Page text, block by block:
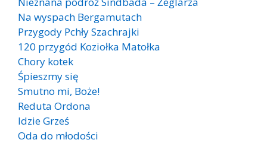
Na wyspach Bergamutach
Przygody Pchły Szachrajki
120 przygód Koziołka Matołka
Chory kotek
Śpieszmy się
Smutno mi, Boże!
Reduta Ordona
Idzie Grześ
Oda do młodości